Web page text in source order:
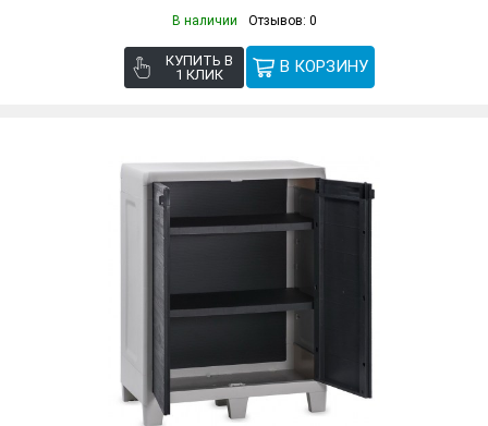
В наличии Отзывов: 0
КУПИТЬ В
1 КЛИК